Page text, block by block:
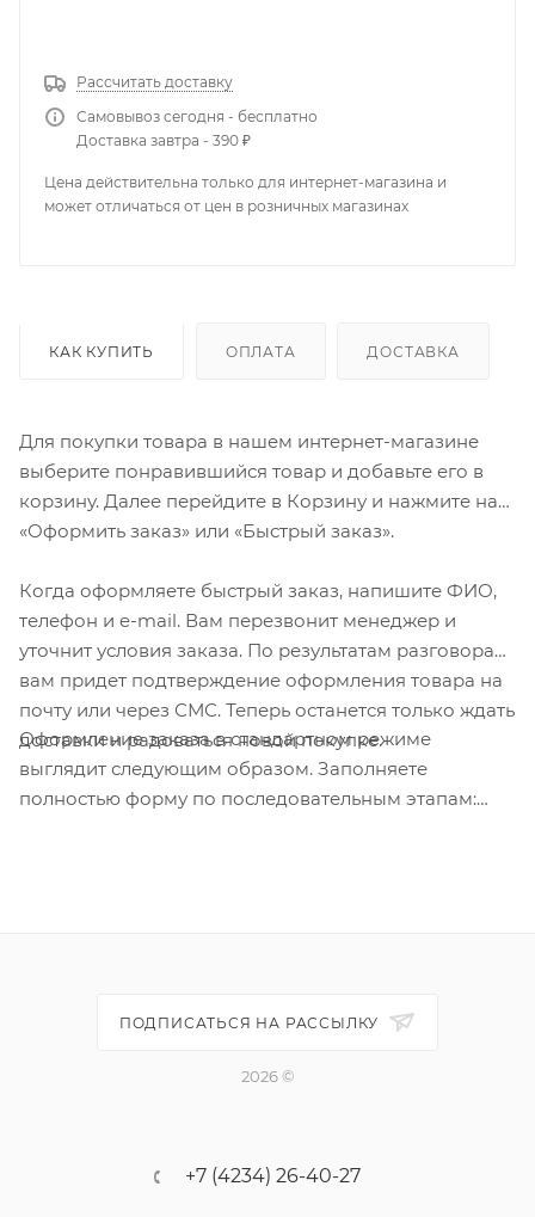
Рассчитать доставку
Самовывоз сегодня - бесплатно
Доставка завтра - 390 ₽
Цена действительна только для интернет-магазина и
может отличаться от цен в розничных магазинах
КАК КУПИТЬ ОПЛАТА ДОСТАВКА
Для покупки товара в нашем интернет-магазине
выберите понравившийся товар и добавьте его в
корзину. Далее перейдите в Корзину и нажмите на
«Оформить заказ» или «Быстрый заказ».
Когда оформляете быстрый заказ, напишите ФИО,
телефон и e-mail. Вам перезвонит менеджер и
уточнит условия заказа. По результатам разговора
вам придет подтверждение оформления товара на
почту или через СМС. Теперь останется только ждать
доставки и радоваться новой покупке.
Оформление заказа в стандартном режиме
выглядит следующим образом. Заполняете
полностью форму по последовательным этапам:
ПОДПИСАТЬСЯ НА РАССЫЛКУ
2026 ©
+7 (4234) 26-40-27